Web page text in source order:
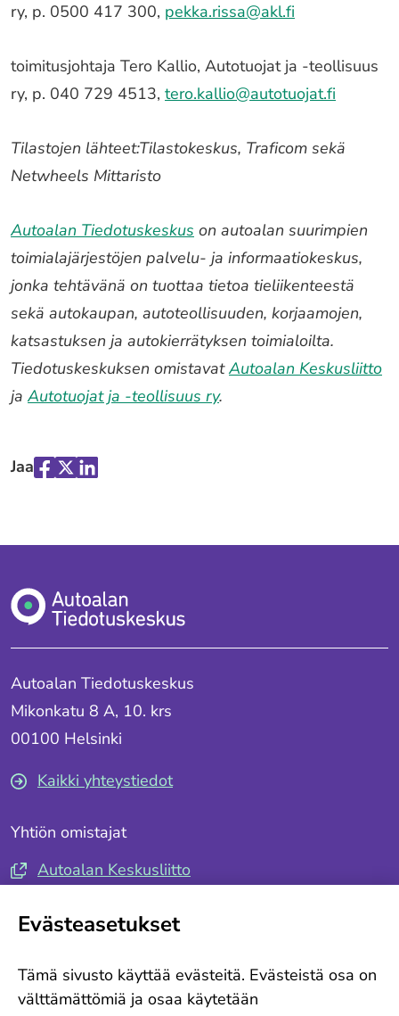
ry, p. 0500 417 300, pekka.rissa@akl.fi
toimitusjohtaja Tero Kallio, Autotuojat ja -teollisuus
ry, p. 040 729 4513, tero.kallio@autotuojat.fi
Tilastojen lähteet:Tilastokeskus, Traficom sekä
Netwheels Mittaristo
Autoalan Tiedotuskeskus on autoalan suurimpien
toimialajärjestöjen palvelu- ja informaatiokeskus,
jonka tehtävänä on tuottaa tietoa tieliikenteestä
sekä autokaupan, autoteollisuuden, korjaamojen,
katsastuksen ja autokierrätyksen toimialoilta.
Tiedotuskeskuksen omistavatAutoalan Keskusliitto
jaAutotuojat ja -teollisuus ry.
Jaa
"Facebook"
"X""LinkedIn"
Autoalan Tiedotuskeskus
Mikonkatu 8 A, 10. krs
00100 Helsinki
Kaikki yhteystiedot
Yhtiön omistajat
Autoalan Keskusliitto
Tilaa tiedotteemme
Evästeasetukset
Tämä sivusto käyttää evästeitä. Evästeistä osa on
välttämättömiä ja osaa käytetään